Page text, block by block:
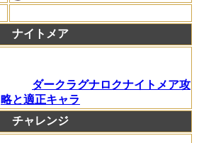
ナイトメア
ダークラグナロクナイトメア攻
略と適正キャラ
チャレンジ